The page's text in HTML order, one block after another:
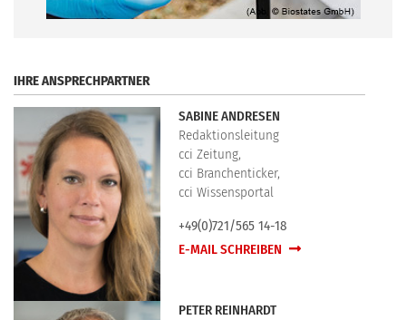
IHRE ANSPRECHPARTNER
SABINE ANDRESEN
Redaktionsleitung
cci Zeitung,
cci Branchenticker,
cci Wissensportal
+49(0)721/565 14-18
E-MAIL SCHREIBEN
PETER REINHARDT